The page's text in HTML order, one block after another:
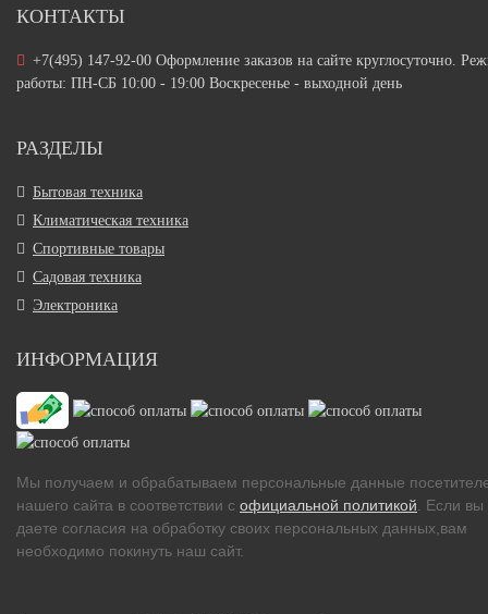
КОНТАКТЫ
+7(495) 147-92-00 Оформление заказов на сайте круглосуточно.
работы: ПН-СБ 10:00 - 19:00 Воскресенье - выходной день
РАЗДЕЛЫ
Бытовая техника
Климатическая техника
Спортивные товары
Садовая техника
Электроника
ИНФОРМАЦИЯ
Мы получаем и обрабатываем персональные данные
нашего сайта в соответствии с официальной политикой . Если
даете согласия на обработку своих персональных данных,вам
необходимо покинуть наш сайт.